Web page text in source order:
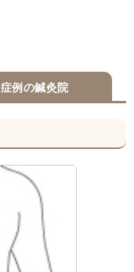
症例の鍼灸院